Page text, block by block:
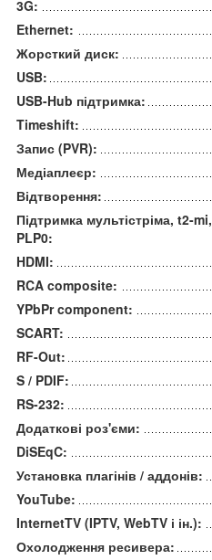
3G:
Ethernet:
Жорсткий диск:
USB:
USB-Hub підтримка:
Timeshift:
Запис (PVR):
Медіаплеєр:
Відтворення:
Підтримка мультістріма, t2-mi,
PLP0:
HDMI:
RCA composite:
YPbPr component:
SCART:
RF-Out:
S / PDIF:
RS-232:
Додаткові роз'єми:
DiSEqC:
Установка плагінів / аддонів:
YouTube:
InternetTV (IPTV, WebTV і ін.):
Охолодження ресивера: